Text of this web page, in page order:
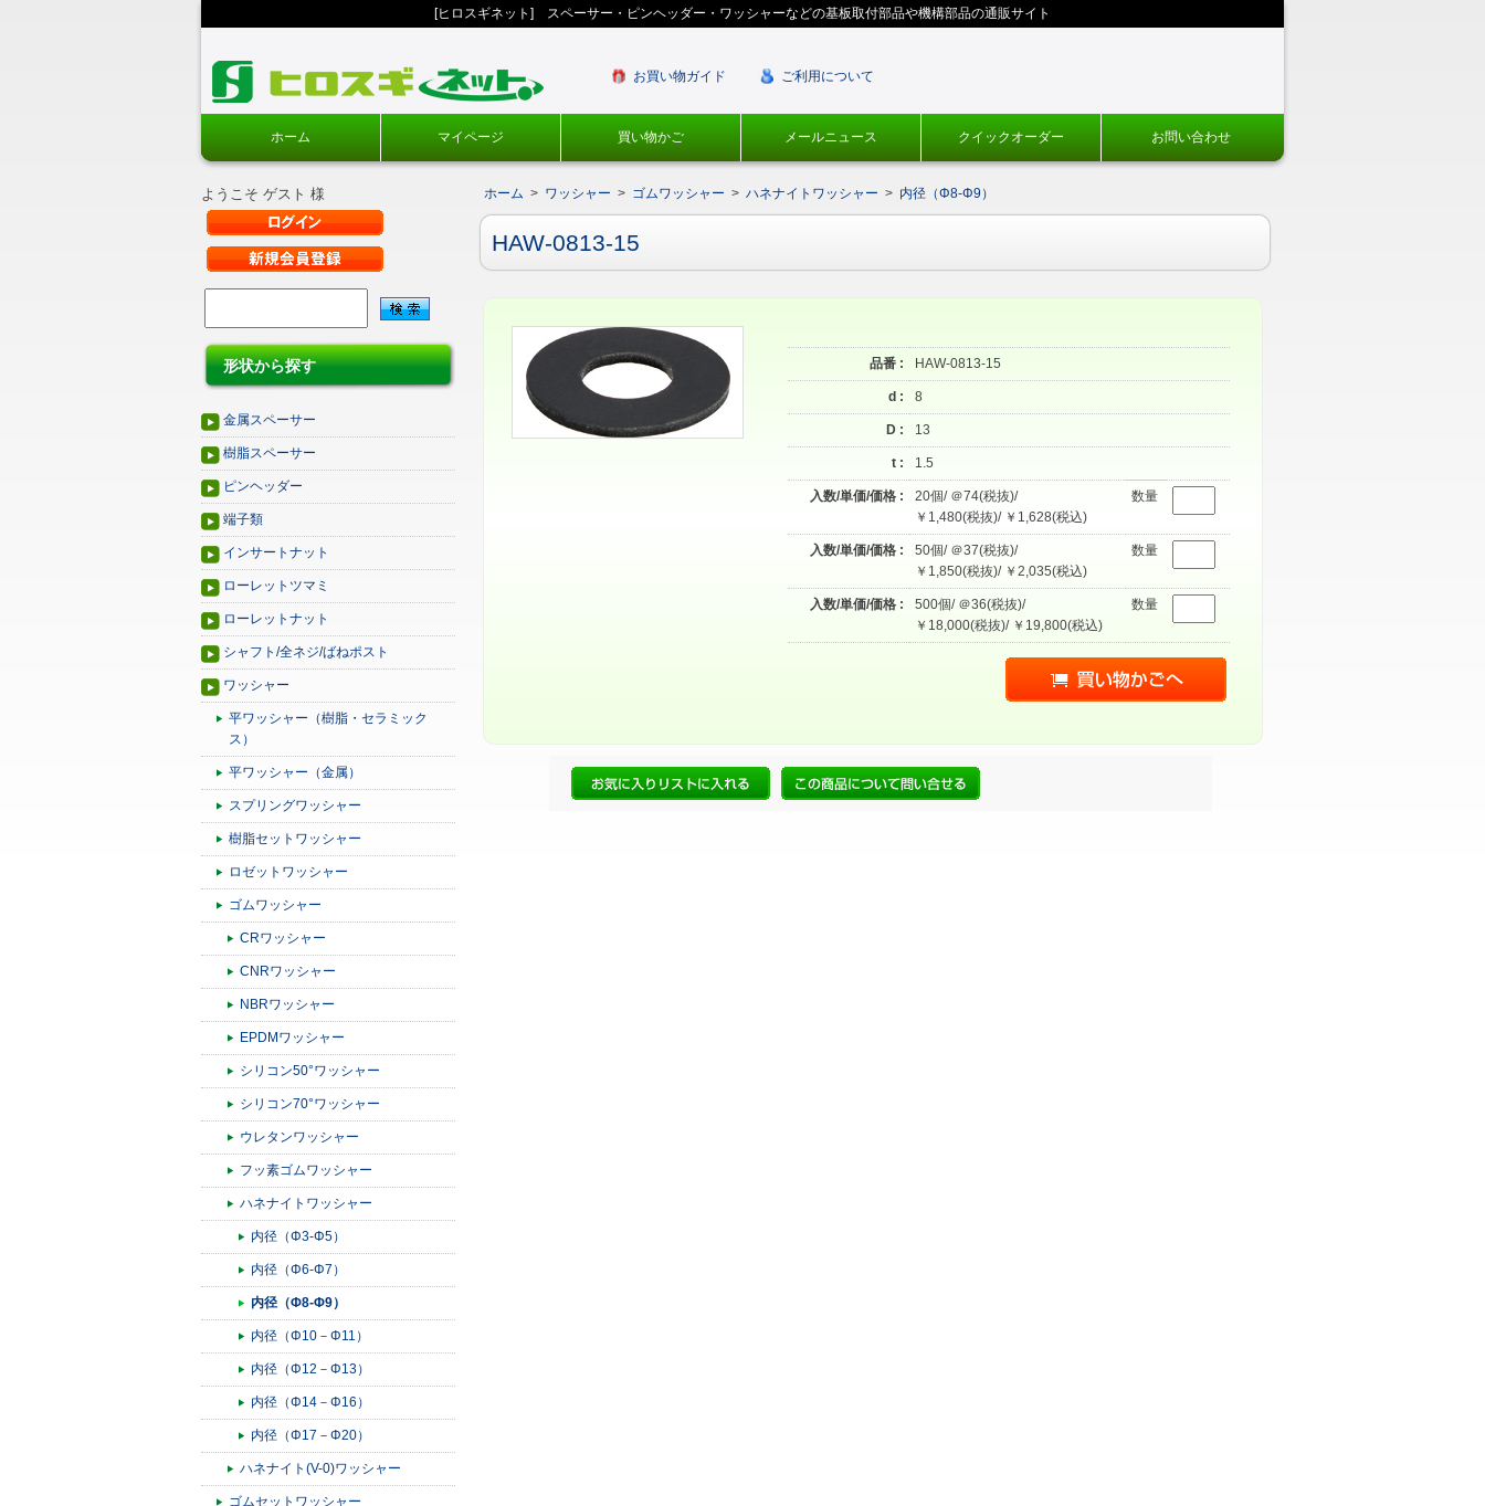
[ヒロスギネット] スペーサー・ピンヘッダー・ワッシャーなどの基板取付部品や機構部品の通販サイト
お買い物ガイド ご利用について
ホーム マイページ 買い物かご メールニュース クイックオーダー お問い合わせ
ようこそ ゲスト 様
形状から探す
金属スペーサー
樹脂スペーサー
ピンヘッダー
端子類
インサートナット
ローレットツマミ
ローレットナット
シャフト/全ネジ/ばねポスト
ワッシャー
平ワッシャー（樹脂・セラミック
ス）
平ワッシャー（金属）
スプリングワッシャー
樹脂セットワッシャー
ロゼットワッシャー
ゴムワッシャー
CRワッシャー
CNRワッシャー
NBRワッシャー
EPDMワッシャー
シリコン50°ワッシャー
シリコン70°ワッシャー
ウレタンワッシャー
フッ素ゴムワッシャー
ハネナイトワッシャー
内径（Φ3-Φ5）
内径（Φ6-Φ7）
内径（Φ8-Φ9）
内径（Φ10－Φ11）
内径（Φ12－Φ13）
内径（Φ14－Φ16）
内径（Φ17－Φ20）
ハネナイト(V-0)ワッシャー
ゴムセットワッシャー
ホーム > ワッシャー > ゴムワッシャー > ハネナイトワッシャー > 内径（Φ8-Φ9）
HAW-0813-15
品番 : HAW-0813-15
d : 8
D : 13
t : 1.5
入数/単価/価格 :
20個/ ＠74(税抜)/
￥1,480(税抜)/ ￥1,628(税込)
数量
入数/単価/価格 :
50個/ ＠37(税抜)/
￥1,850(税抜)/ ￥2,035(税込)
数量
入数/単価/価格 :
500個/ ＠36(税抜)/
￥18,000(税抜)/ ￥19,800(税込)
数量